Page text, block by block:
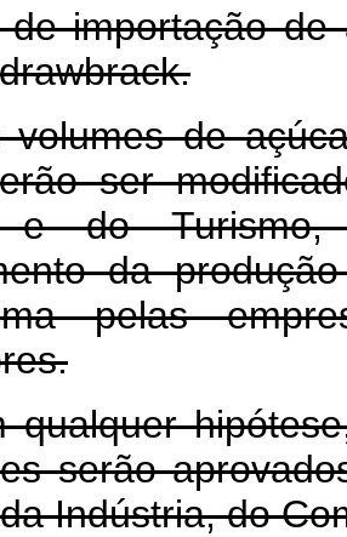
de importação
volumes de
ser
e do
da
pelas
qualquer
serão
Indústria, do